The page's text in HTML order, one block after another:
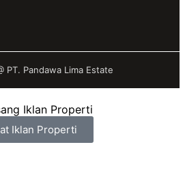
PT. Pandawa Lima Estate
Iklan Properti